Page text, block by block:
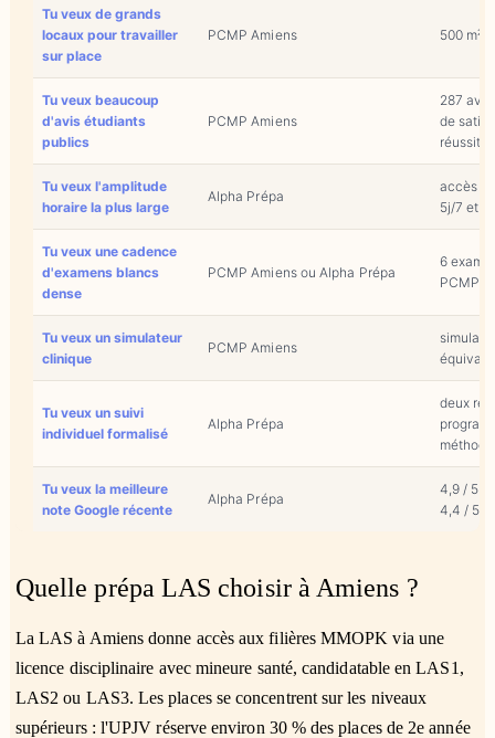
Tu veux de grands
locaux pour travailler
sur place
PCMP Amiens 500 m²,
Tu veux beaucoup
d'avis étudiants
publics
PCMP Amiens
287
de
réussite
Tu veux l'amplitude
horaire la plus large
Alpha Prépa
accès
5j/7 et
Tu veux une cadence
d'examens blancs
dense
PCMP Amiens ou Alpha Prépa
6
PCMP,
Tu veux un simulateur
clinique
PCMP Amiens
Tu veux un suivi
individuel formalisé
Alpha Prépa
deux
Tu veux la meilleure
note Google récente
Alpha Prépa
4,9 / 5
4,4 / 5
Quelle prépa LAS choisir à Amiens ?
La LAS à Amiens donne accès aux filières MMOPK via une
licence disciplinaire avec mineure santé, candidatable en LAS1,
LAS2 ou LAS3. Les places se concentrent sur les niveaux
supérieurs : l'UPJV réserve environ 30 % des places de 2e année